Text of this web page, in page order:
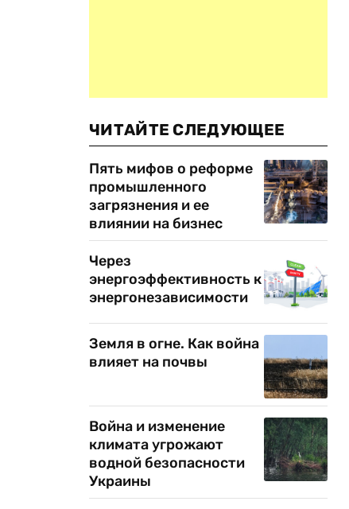
ЧИТАЙТЕ СЛЕДУЮЩЕЕ
Пять мифов о реформе
промышленного
загрязнения и ее
влиянии на бизнес
Через
энергоэффективность к
энергонезависимости
Земля в огне. Как война
влияет на почвы
Война и изменение
климата угрожают
водной безопасности
Украины